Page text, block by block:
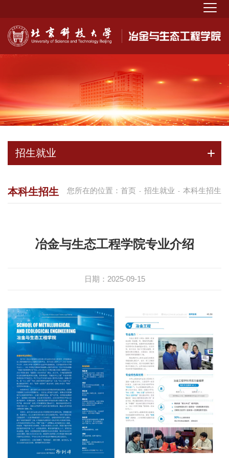
招生就业
您所在的位置： 首页 - 招生就业 - 本科生招生
本科生招生
冶金与生态工程学院专业介绍
日期：2025-09-15